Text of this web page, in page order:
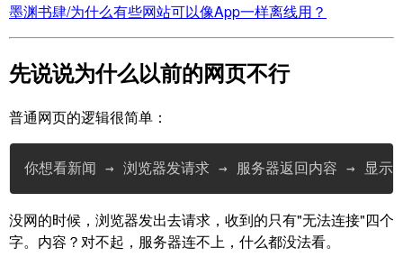
墨渊书肆/为什么有些网站可以像App一样离线用？
先说说为什么以前的网页不行
普通网页的逻辑很简单：
你想看新闻 → 浏览器发请求 → 服务器返回内容 → 显示
没网的时候，浏览器发出去请求，收到的只有"无法连接"四个
字。内容？对不起，服务器连不上，什么都没法看。